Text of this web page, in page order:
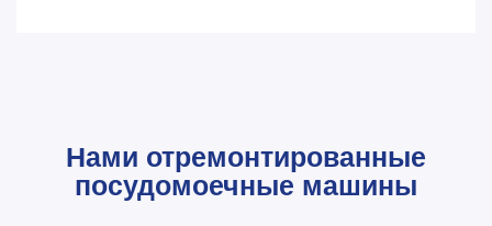
Нами отремонтированные
посудомоечные машины